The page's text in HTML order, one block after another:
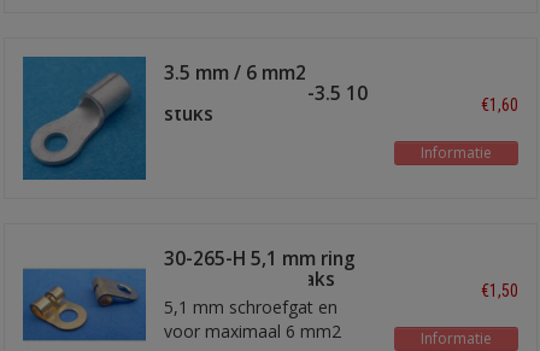
3.5 mm / 6 mm2
soldeeroog TI-6-3.5 10
stuks
€1,60
Informatie
30-265-H 5,1 mm ring
kabelschoen haaks
5,1 mm schroefgat en
voor maximaal 6 mm2
€1,50
Informatie